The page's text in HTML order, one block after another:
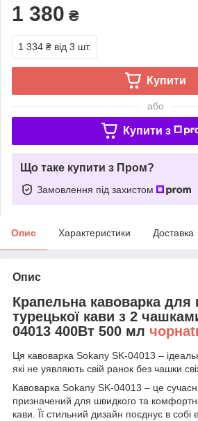
1 380 ₴
1 334 ₴ від 3 шт.
Купити
або
Купити з
Що таке купити з Пром?
Замовлення під захистом
Опис Характеристики Доставка
Опис
Крапельна кавоварка для
турецької кави з 2
04013 400Вт 500 мл
Ця кавоварка Sokany SK-04013 –
які не уявляють свій ранок без чашки
Кавоварка Sokany SK-04013 – це
призначений для швидкого та
кави. Її стильний дизайн поєднує в собі